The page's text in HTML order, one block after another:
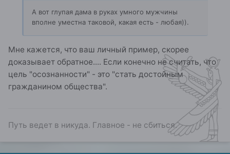
А вот глупая дама в руках умного мужчины
вполне уместна таковой, какая есть - любая)).
Мне кажется, что ваш личный пример, скорее
доказывает обратное.... Если конечно не считать, что
цель "осознанности" - это "стать достойным
гражданином общества".
Путь ведет в никуда. Главное - не сбиться.